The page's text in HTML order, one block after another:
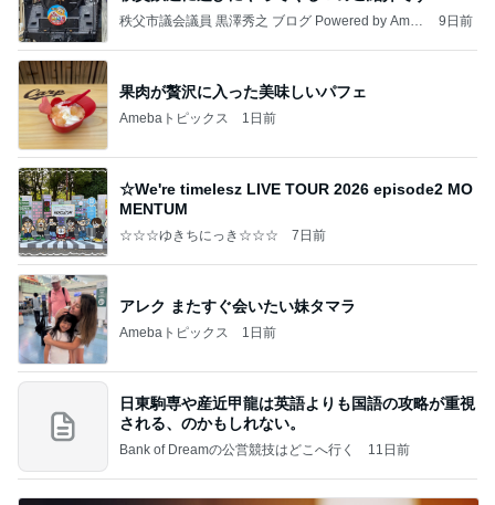
秩父市議会議員 黒澤秀之 ブログ Powered by Ameb
9日前
果肉が贅沢に入った美味しいパフェ
Amebaトピックス 1日前
☆We're timelesz LIVE TOUR 2026 episode2 MO
MENTUM
☆☆☆ゆきちにっき☆☆☆ 7日前
アレク またすぐ会いたい妹タマラ
Amebaトピックス 1日前
日東駒専や産近甲龍は英語よりも国語の攻略が重視
される、のかもしれない。
Bank of Dreamの公営競技はどこへ行く 11日前